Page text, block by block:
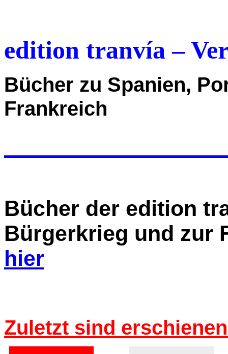
edition tranvía –
Bücher zu Spanien,
Frankreich
Bücher der edition
Bürgerkrieg und zur
hier
Zuletzt sind erschienen